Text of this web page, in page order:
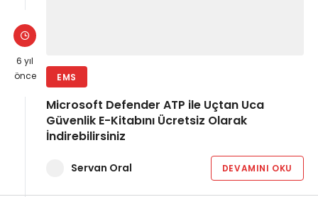
6 yıl
önce
EMS
Microsoft Defender ATP ile Uçtan Uca
Güvenlik E-Kitabını Ücretsiz Olarak
İndirebilirsiniz
Servan Oral DEVAMINI OKU